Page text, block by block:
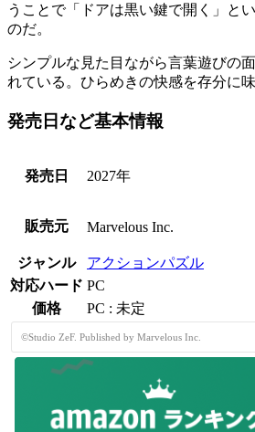
うことで「
ドアは黒い鍵で開く
」と
のだ。
シンプルな見た目ながら言葉遊びの
れている。ひらめきの快感を存分に味
発売日など基本情報
発売日 2027年
販売元 Marvelous Inc.
ジャンル
アクションパズル
対応ハード PC
価格
PC : 未定
©Studio ZeF. Published by Marvelous Inc.